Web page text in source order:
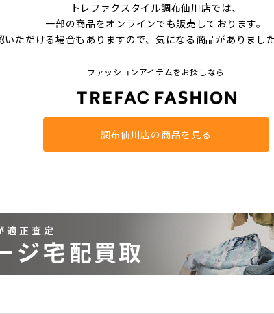
トレファクスタイル調布仙川店では、
一部の商品をオンラインでも販売しております。
いただける場合もありますので、気になる商品がありまし
ファッションアイテムをお探しなら
調布仙川店の商品を見る